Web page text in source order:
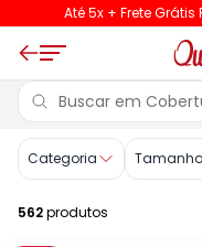
Até 5x + Frete Grátis
Cobertura
Categoria Tamanho
562produtos